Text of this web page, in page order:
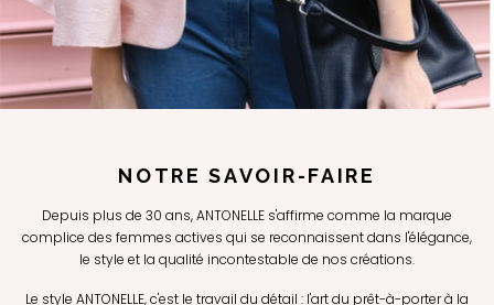
NOTRE SAVOIR-FAIRE
Depuis plus de 30 ans, ANTONELLE s'affirme comme la marque
complice des femmes actives qui se reconnaissent dans l'élégance,
le style et la qualité incontestable de nos créations.
Le style ANTONELLE, c'est le travail du détail : l'art du prêt-à-porter à la